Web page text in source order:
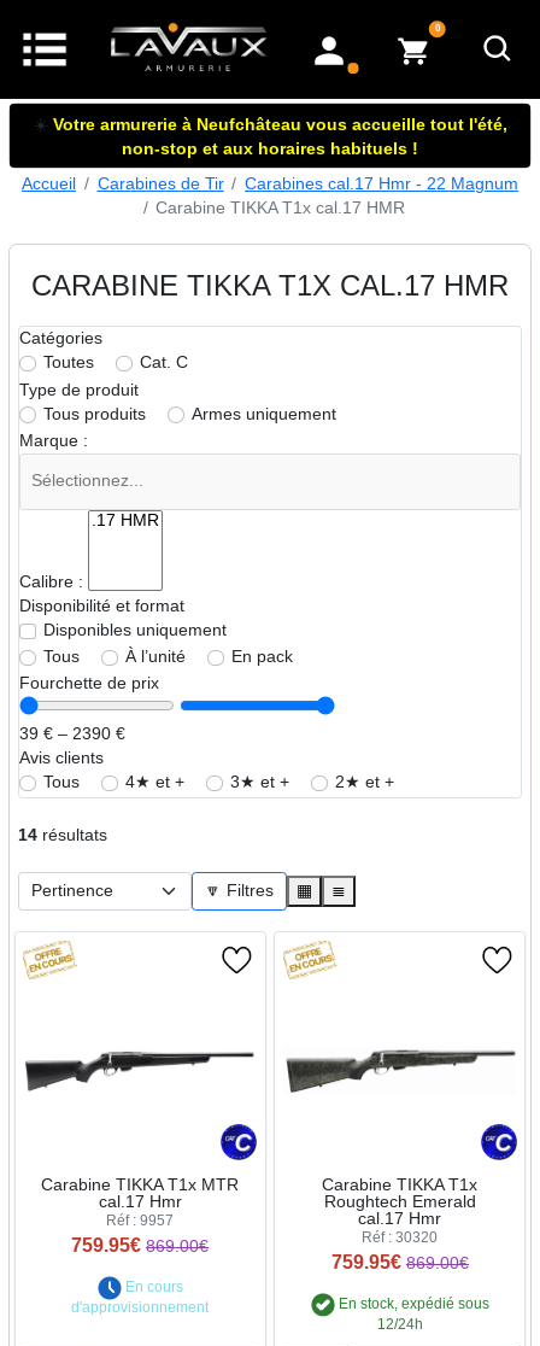
mon compte
0articles dans le panier
☀️ Votre armurerie à Neufchâteau vous accueille tout l'été,
non-stop et aux horaires habituels !
Accueil
Carabines de Tir
Carabines cal.17 Hmr - 22 Magnum
Carabine TIKKA T1x cal.17 HMR
CARABINE TIKKA T1X CAL.17 HMR
Catégories
Toutes
Cat. C
Type de produit
Tous produits
Armes uniquement
Marque :
Calibre :
Disponibilité et format
Disponibles uniquement
Tous
À l’unité
En pack
Fourchette de prix
39 € – 2390 €
Avis clients
Tous
4★ et + 3★ et + 2★ et +
14résultats
🔽 Filtres ▦ ≣
Carabine TIKKA T1x MTR
cal.17 Hmr
Réf : 9957
759.95€ 869.00€
En cours
d'approvisionnement
Carabine TIKKA T1x
Roughtech Emerald
cal.17 Hmr
Réf : 30320
759.95€ 869.00€
En stock, expédié sous
12/24h